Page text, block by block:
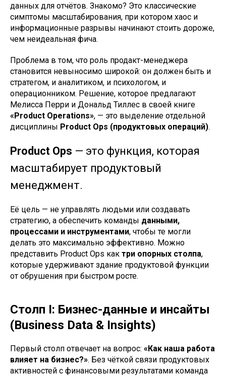
данных для отчётов. Знакомо? Это классические
симптомы масштабирования, при котором хаос и
информационные разрывы начинают стоить дороже,
чем неидеальная фича.
Проблема в том, что роль продакт-менеджера
становится невыносимо широкой: он должен быть и
стратегом, и аналитиком, и психологом, и
операционником. Решение, которое предлагают
Мелисса Перри и Дональд Тиллес в своей книге
«Product Operations», — это выделение отдельной
дисциплины Product Ops (продуктовых операций).
Product Ops — это функция, которая
масштабирует продуктовый
менеджмент.
Её цель — не управлять людьми или создавать
стратегию, а обеспечить команды данными,
процессами и инструментами, чтобы те могли
делать это максимально эффективно. Можно
представить Product Ops как три опорных столпа,
которые удерживают здание продуктовой функции
от обрушения при быстром росте.
Столп I: Бизнес-данные и инсайты
(Business Data & Insights)
Первый столп отвечает на вопрос: «Как наша работа
влияет на бизнес?». Без чёткой связи продуктовых
активностей с финансовыми результатами команда